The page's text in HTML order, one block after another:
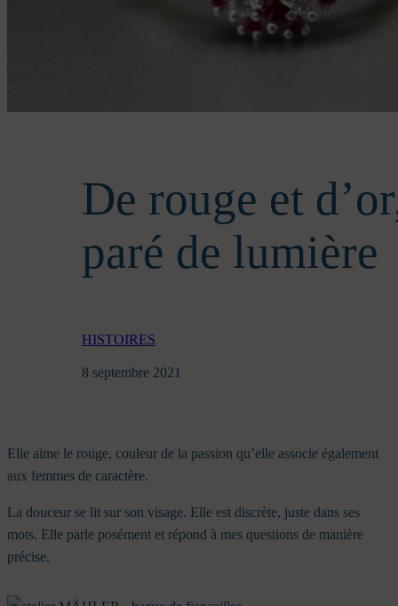
De rouge et
paré de lumière
HISTOIRES
8 septembre 2021
Elle aime le rouge, couleur de la passion qu’elle associe également
aux femmes de caractère.
La douceur se lit sur son visage. Elle est discrète, juste dans ses
mots. Elle parle posément et répond à mes questions de manière
précise.